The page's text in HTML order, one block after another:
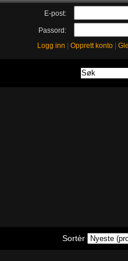
E-post:
Passord:
Logg inn
Opprett konto
Sortèr